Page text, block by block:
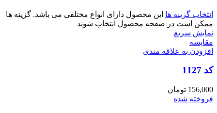
انتخاب گزینه ها این محصول دارای انواع مختلفی می باشد. گزینه ها
ممکن است در صفحه محصول انتخاب شوند
نمایش سریع
مقايسه
افزودن به علاقه مندی
کد 1127
156,000 تومان
فروخته شده